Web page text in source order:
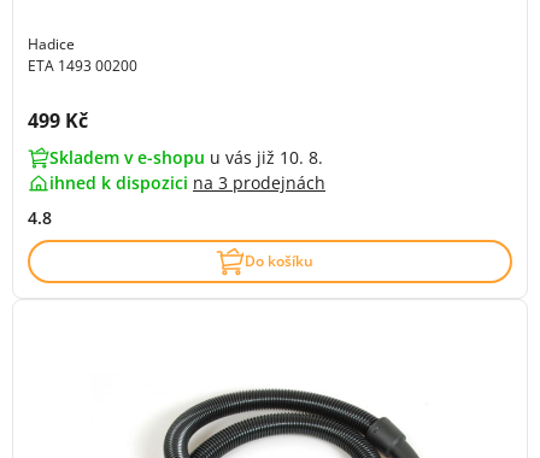
Hadice
ETA 1493 00200
Cena s DPH:
499 Kč
Skladem v e-shopu u vás již 10. 8.
ihned k dispozici na 3 prodejnách
4.8
Do košíku